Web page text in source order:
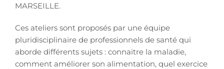
MARSEILLE.
Ces ateliers sont proposés par une équipe
pluridisciplinaire de professionnels de santé qui
aborde différents sujets : connaitre la maladie,
comment améliorer son alimentation, quel exercice